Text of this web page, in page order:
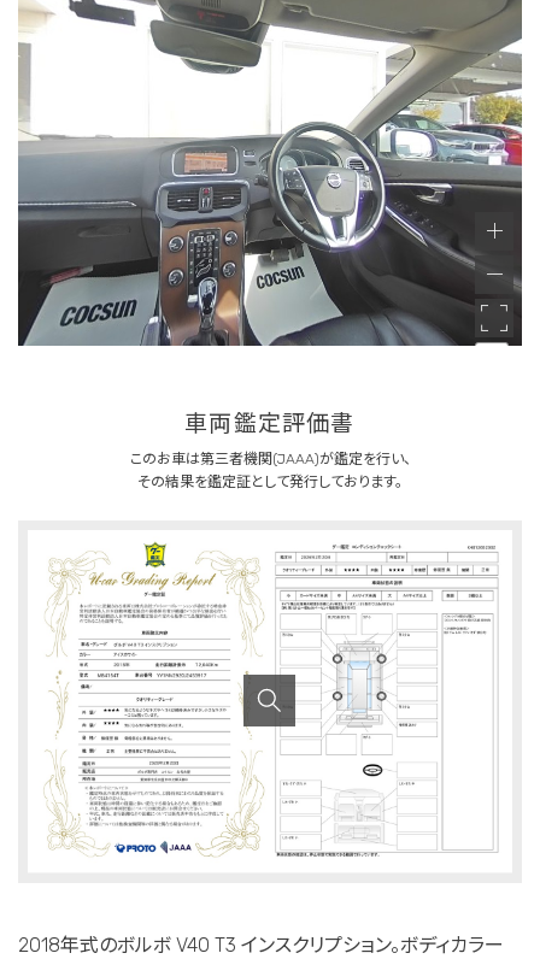
車両鑑定評価書
このお車は第三者機関(JAAA)が鑑定を行い、
その結果を鑑定証として発行しております。
2018年式のボルボ V40 T3 インスクリプション。ボディカラー